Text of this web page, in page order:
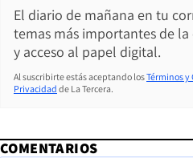
El diario de mañana en tu
temas más importantes de
y acceso al papel digital.
Al suscribirte estás aceptando losTérminos y
Privacidad de La Tercera.
COMENTARIOS